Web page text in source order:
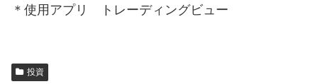
＊使用アプリ トレーディングビュー
投資